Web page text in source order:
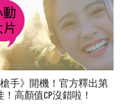
手》開機！官方釋出第
高顏值CP沒錯啦！